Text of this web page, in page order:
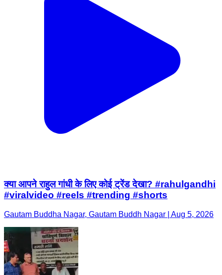
क्या आपने राहुल गांधी के लिए कोई ट्रेंड देखा? #rahulgandhi
#viralvideo #reels #trending #shorts
Gautam Buddha Nagar, Gautam Buddh Nagar | Aug 5, 2026